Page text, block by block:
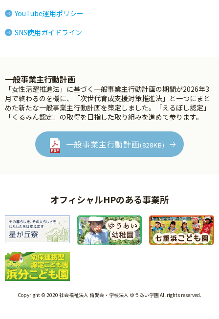
YouTube運用ポリシー
SNS使用ガイドライン
一般事業主行動計画
「女性活躍推進法」に基づく一般事業主行動計画の期間が2026年3
月で終わるのを機に、「次世代育成支援対策推進法」と一つにまと
めた新たな一般事業主行動計画を策定しました。「えるぼし認定」
「くるみん認定」の取得を目指した取り組みを進めて参ります。
一般事業主行動計画(828KB)
オフィシャルHPのある事業所
Copyright © 2020 社会福祉法人 侑愛会・学校法人 ゆうあい学園 All rights reserved.